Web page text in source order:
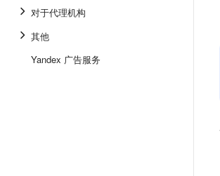
对于代理机构
其他
Yandex 广告服务